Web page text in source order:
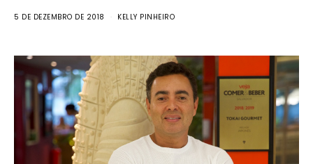
5 DE DEZEMBRO DE 2018 KELLY PINHEIRO